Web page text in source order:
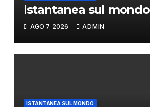
Istantanea sul mondo
AGO 7, 2026 ADMIN
ISTANTANEA SUL MONDO